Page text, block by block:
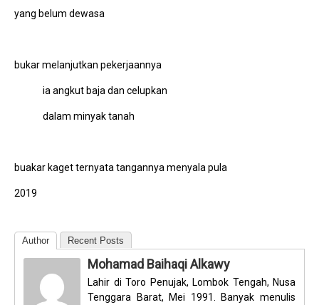
yang belum dewasa
bukar melanjutkan pekerjaannya
ia angkut baja dan celupkan
dalam minyak tanah
buakar kaget ternyata tangannya menyala pula
2019
Author Recent Posts
Mohamad Baihaqi Alkawy
Lahir di Toro Penujak, Lombok Tengah, Nusa
Tenggara Barat, Mei 1991. Banyak menulis